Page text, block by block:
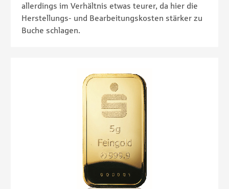
allerdings im Verhältnis etwas teurer, da hier die
Herstellungs- und Bearbeitungskosten stärker zu
Buche schlagen.